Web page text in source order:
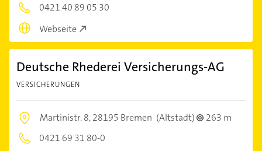
0421 40 89 05 30
Webseite
Deutsche Rhederei Versicherungs-AG
VERSICHERUNGEN
Martinistr. 8,28195 Bremen (Altstadt)
263 m
0421 69 31 80-0